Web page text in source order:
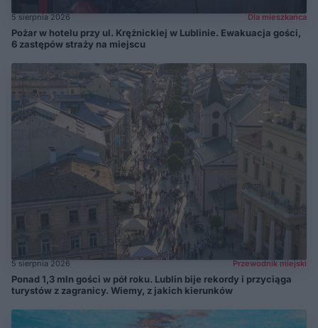
5 sierpnia 2026 Dla mieszkańca
Pożar w hotelu przy ul. Krężnickiej w Lublinie. Ewakuacja gości,
6 zastępów straży na miejscu
5 sierpnia 2026 Przewodnik miejski
Ponad 1,3 mln gości w pół roku. Lublin bije rekordy i przyciąga
turystów z zagranicy. Wiemy, z jakich kierunków